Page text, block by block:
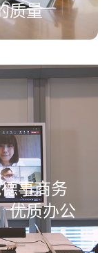
质量
事商务
优质办公